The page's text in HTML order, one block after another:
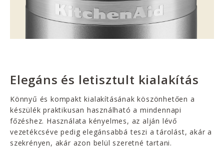
Elegáns és letisztult kialakítás
Könnyű és kompakt kialakításának köszönhetően a
készülék praktikusan használható a mindennapi
főzéshez. Használata kényelmes, az alján lévő
vezetékcséve pedig elegánsabbá teszi a tárolást, akár a
szekrényen, akár azon belül szeretné tartani.